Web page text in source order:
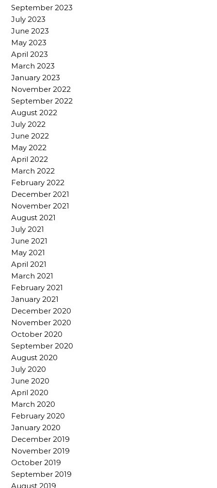
September 2023
July 2023
June 2023
May 2023
April 2023
March 2023
January 2023
November 2022
September 2022
August 2022
July 2022
June 2022
May 2022
April 2022
March 2022
February 2022
December 2021
November 2021
August 2021
July 2021
June 2021
May 2021
April 2021
March 2021
February 2021
January 2021
December 2020
November 2020
October 2020
September 2020
August 2020
July 2020
June 2020
April 2020
March 2020
February 2020
January 2020
December 2019
November 2019
October 2019
September 2019
August 2019